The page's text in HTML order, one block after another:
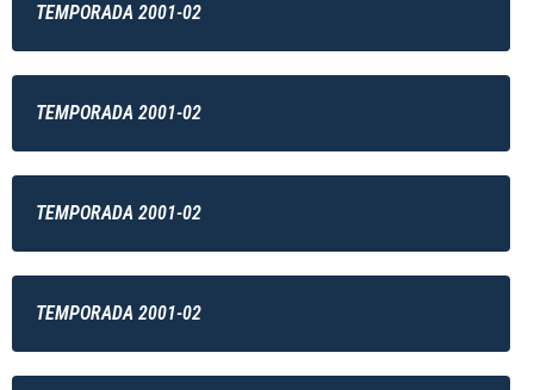
TEMPORADA 2001-02
TEMPORADA 2001-02
TEMPORADA 2001-02
TEMPORADA 2001-02